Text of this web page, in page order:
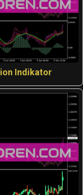
Indikator